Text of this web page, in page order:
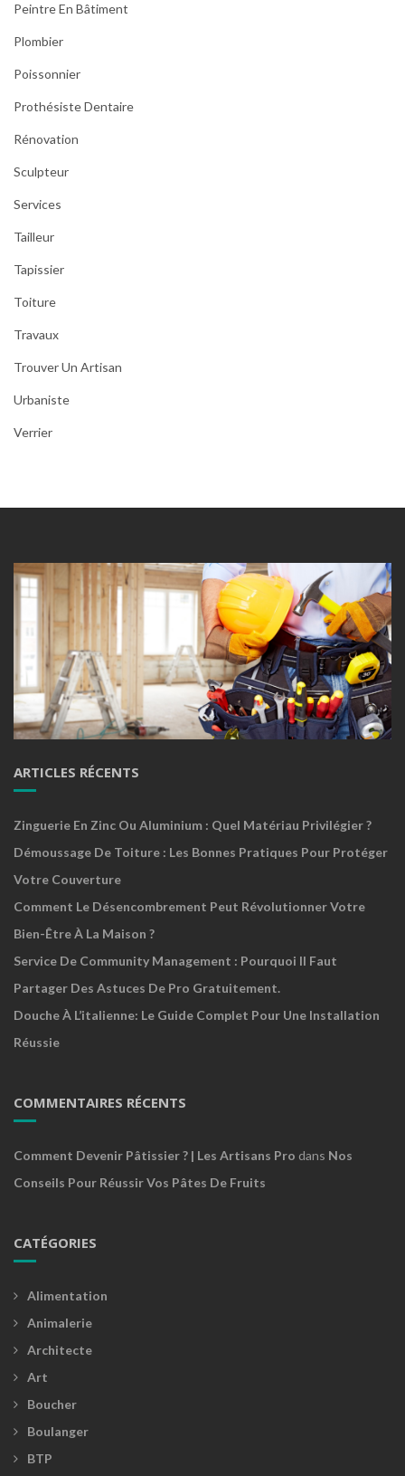
Peintre En Bâtiment
Plombier
Poissonnier
Prothésiste Dentaire
Rénovation
Sculpteur
Services
Tailleur
Tapissier
Toiture
Travaux
Trouver Un Artisan
Urbaniste
Verrier
ARTICLES RÉCENTS
Zinguerie En Zinc Ou Aluminium : Quel Matériau Privilégier ?
Démoussage De Toiture : Les Bonnes Pratiques Pour Protéger
Votre Couverture
Comment Le Désencombrement Peut Révolutionner Votre
Bien-Être À La Maison ?
Service De Community Management : Pourquoi Il Faut
Partager Des Astuces De Pro Gratuitement.
Douche À L’italienne: Le Guide Complet Pour Une Installation
Réussie
COMMENTAIRES RÉCENTS
Comment Devenir Pâtissier ? | Les Artisans Pro dans Nos
Conseils Pour Réussir Vos Pâtes De Fruits
CATÉGORIES
Alimentation
Animalerie
Architecte
Art
Boucher
Boulanger
BTP